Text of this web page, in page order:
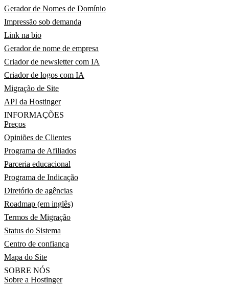
Gerador de Nomes de Domínio
Impressão sob demanda
Link na bio
Gerador de nome de empresa
Criador de newsletter com IA
Criador de logos com IA
Migração de Site
API da Hostinger
INFORMAÇÕES
Preços
Opiniões de Clientes
Programa de Afiliados
Parceria educacional
Programa de Indicação
Diretório de agências
Roadmap (em inglês)
Termos de Migração
Status do Sistema
Centro de confiança
Mapa do Site
SOBRE NÓS
Sobre a Hostinger